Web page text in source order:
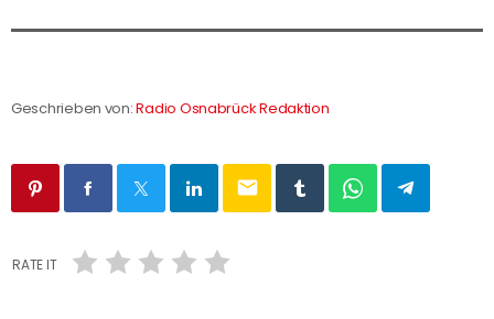
Geschrieben von:Radio Osnabrück Redaktion
email
RATE IT